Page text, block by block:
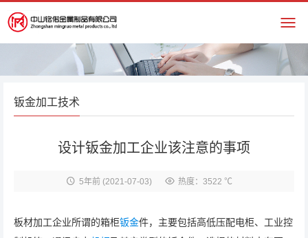
钣金加工技术
设计钣金加工企业该注意的事项
5年前(2021-07-03) 热度：3522 ℃
板材加工企业所谓的箱柜钣金件，主要包括高低压配电柜、工业控